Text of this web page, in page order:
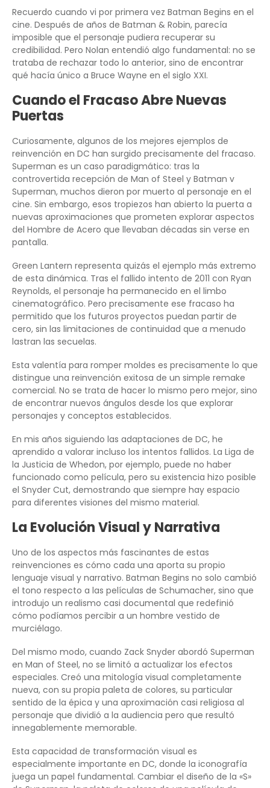
Recuerdo cuando vi por primera vez Batman Begins en el
cine. Después de años de Batman & Robin, parecía
imposible que el personaje pudiera recuperar su
credibilidad. Pero Nolan entendió algo fundamental: no se
trataba de rechazar todo lo anterior, sino de encontrar
qué hacía único a Bruce Wayne en el siglo XXI.
Cuando el Fracaso Abre Nuevas
Puertas
Curiosamente, algunos de los mejores ejemplos de
reinvención en DC han surgido precisamente del fracaso.
Superman es un caso paradigmático: tras la
controvertida recepción de Man of Steel y Batman v
Superman, muchos dieron por muerto al personaje en el
cine. Sin embargo, esos tropiezos han abierto la puerta a
nuevas aproximaciones que prometen explorar aspectos
del Hombre de Acero que llevaban décadas sin verse en
pantalla.
Green Lantern representa quizás el ejemplo más extremo
de esta dinámica. Tras el fallido intento de 2011 con Ryan
Reynolds, el personaje ha permanecido en el limbo
cinematográfico. Pero precisamente ese fracaso ha
permitido que los futuros proyectos puedan partir de
cero, sin las limitaciones de continuidad que a menudo
lastran las secuelas.
Esta valentía para romper moldes es precisamente lo que
distingue una reinvención exitosa de un simple remake
comercial. No se trata de hacer lo mismo pero mejor, sino
de encontrar nuevos ángulos desde los que explorar
personajes y conceptos establecidos.
En mis años siguiendo las adaptaciones de DC, he
aprendido a valorar incluso los intentos fallidos. La Liga de
la Justicia de Whedon, por ejemplo, puede no haber
funcionado como película, pero su existencia hizo posible
el Snyder Cut, demostrando que siempre hay espacio
para diferentes visiones del mismo material.
La Evolución Visual y Narrativa
Uno de los aspectos más fascinantes de estas
reinvenciones es cómo cada una aporta su propio
lenguaje visual y narrativo. Batman Begins no solo cambió
el tono respecto a las películas de Schumacher, sino que
introdujo un realismo casi documental que redefinió
cómo podíamos percibir a un hombre vestido de
murciélago.
Del mismo modo, cuando Zack Snyder abordó Superman
en Man of Steel, no se limitó a actualizar los efectos
especiales. Creó una mitología visual completamente
nueva, con su propia paleta de colores, su particular
sentido de la épica y una aproximación casi religiosa al
personaje que dividió a la audiencia pero que resultó
innegablemente memorable.
Esta capacidad de transformación visual es
especialmente importante en DC, donde la iconografía
juega un papel fundamental. Cambiar el diseño de la «S»